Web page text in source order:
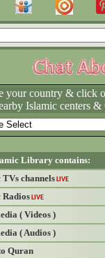
your country & click
Islamic centers
Library contains:
channels LIVE
LIVE
( Videos )
( Audios )
Quran